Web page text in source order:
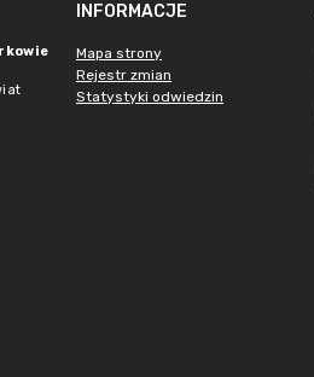
INFORMACJE
Mapa strony
Rejestr zmian
Statystyki odwiedzin